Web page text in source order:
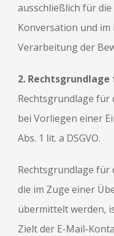
ausschließlich für
Konversation und
Verarbeitung der
2.
Rechtsgrundlage
bei Vorliegen einer
Abs. 1 lit. a DSGVO.
Rechtsgrundlage für
die im Zuge einer
übermittelt werden,
Zielt der E-Mail-